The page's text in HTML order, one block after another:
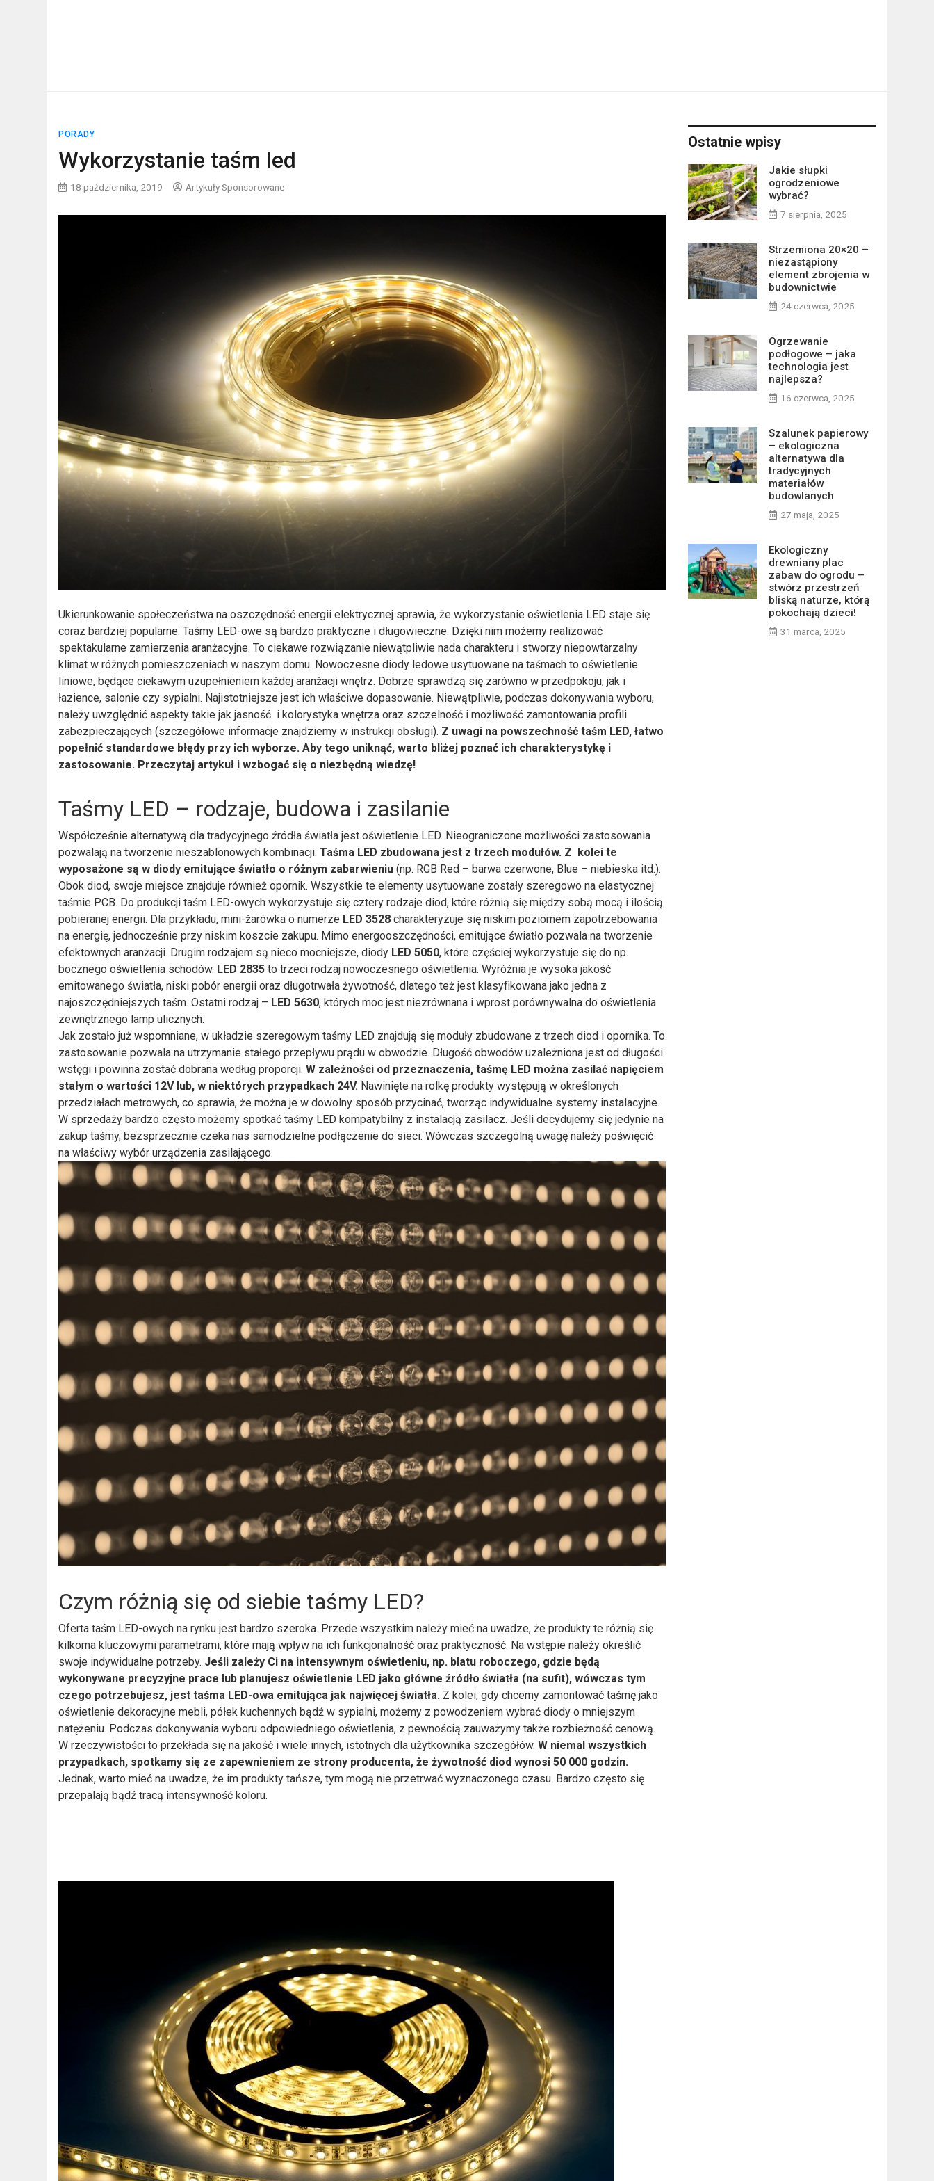
PORADY
Wykorzystanie taśm led
18 października, 2019 Artykuły Sponsorowane
Ukierunkowanie społeczeństwa na oszczędność energii elektrycznej sprawia, że wykorzystanie oświetlenia LED staje się
coraz bardziej popularne. Taśmy LED-owe są bardzo praktyczne i długowieczne. Dzięki nim możemy realizować
spektakularne zamierzenia aranżacyjne. To ciekawe rozwiązanie niewątpliwie nada charakteru i stworzy niepowtarzalny
klimat w różnych pomieszczeniach w naszym domu. Nowoczesne diody ledowe usytuowane na taśmach to oświetlenie
liniowe, będące ciekawym uzupełnieniem każdej aranżacji wnętrz. Dobrze sprawdzą się zarówno w przedpokoju, jak i
łazience, salonie czy sypialni. Najistotniejsze jest ich właściwe dopasowanie. Niewątpliwie, podczas dokonywania wyboru,
należy uwzględnić aspekty takie jak jasność i kolorystyka wnętrza oraz szczelność i możliwość zamontowania profili
zabezpieczających (szczegółowe informacje znajdziemy w instrukcji obsługi). Z uwagi na powszechność taśm LED, łatwo
popełnić standardowe błędy przy ich wyborze. Aby tego uniknąć, warto bliżej poznać ich charakterystykę i
zastosowanie. Przeczytaj artykuł i wzbogać się o niezbędną wiedzę!
Taśmy LED – rodzaje, budowa i zasilanie
Współcześnie alternatywą dla tradycyjnego źródła światła jest oświetlenie LED. Nieograniczone możliwości zastosowania
pozwalają na tworzenie nieszablonowych kombinacji.Taśma LED zbudowana jest z trzech modułów. Z kolei te
wyposażone są w diody emitujące światło o różnym zabarwieniu (np. RGB Red – barwa czerwone, Blue – niebieska itd.).
Obok diod, swoje miejsce znajduje również opornik. Wszystkie te elementy usytuowane zostały szeregowo na elastycznej
taśmie PCB. Do produkcji taśm LED-owych wykorzystuje się cztery rodzaje diod, które różnią się między sobą mocą i ilością
pobieranej energii. Dla przykładu, mini-żarówka o numerze LED 3528charakteryzuje się niskim poziomem zapotrzebowania
na energię, jednocześnie przy niskim koszcie zakupu. Mimo energooszczędności, emitujące światło pozwala na tworzenie
efektownych aranżacji. Drugim rodzajem są nieco mocniejsze, diody LED 5050, które częściej wykorzystuje się do np.
bocznego oświetlenia schodów. LED 2835 to trzeci rodzaj nowoczesnego oświetlenia. Wyróżnia je wysoka jakość
emitowanego światła, niski pobór energii oraz długotrwała żywotność, dlatego też jest klasyfikowana jako jedna z
najoszczędniejszych taśm. Ostatni rodzaj – LED 5630, których moc jest niezrównana i wprost porównywalna do oświetlenia
zewnętrznego lamp ulicznych.
Jak zostało już wspomniane, w układzie szeregowym taśmy LED znajdują się moduły zbudowane z trzech diod i opornika. To
zastosowanie pozwala na utrzymanie stałego przepływu prądu w obwodzie. Długość obwodów uzależniona jest od długości
wstęgi i powinna zostać dobrana według proporcji.W zależności od przeznaczenia, taśmę LED można zasilać napięciem
stałym o wartości 12V lub, w niektórych przypadkach 24V. Nawinięte na rolkę produkty występują w określonych
przedziałach metrowych, co sprawia, że można je w dowolny sposób przycinać, tworząc indywidualne systemy instalacyjne.
W sprzedaży bardzo często możemy spotkać taśmy LED kompatybilny z instalacją zasilacz. Jeśli decydujemy się jedynie na
zakup taśmy, bezsprzecznie czeka nas samodzielne podłączenie do sieci. Wówczas szczególną uwagę należy poświęcić
na właściwy wybór urządzenia zasilającego.
Czym różnią się od siebie taśmy LED?
Oferta taśm LED-owych na rynku jest bardzo szeroka. Przede wszystkim należy mieć na uwadze, że produkty te różnią się
kilkoma kluczowymi parametrami, które mają wpływ na ich funkcjonalność oraz praktyczność. Na wstępie należy określić
swoje indywidualne potrzeby. Jeśli zależy Ci na intensywnym oświetleniu, np. blatu roboczego, gdzie będą
wykonywane precyzyjne prace lub planujesz oświetlenie LED jako główne źródło światła (na sufit), wówczas tym
czego potrzebujesz, jest taśma LED-owa emitująca jak najwięcej światła. Z kolei, gdy chcemy zamontować taśmę jako
oświetlenie dekoracyjne mebli, półek kuchennych bądź w sypialni, możemy z powodzeniem wybrać diody o mniejszym
natężeniu. Podczas dokonywania wyboru odpowiedniego oświetlenia, z pewnością zauważymy także rozbieżność cenową.
W rzeczywistości to przekłada się na jakość i wiele innych, istotnych dla użytkownika szczegółów.W niemal wszystkich
przypadkach, spotkamy się ze zapewnieniem ze strony producenta, że żywotność diod wynosi 50 000 godzin.
Jednak, warto mieć na uwadze, że im produkty tańsze, tym mogą nie przetrwać wyznaczonego czasu. Bardzo często się
przepalają bądź tracą intensywność koloru.
Ostatnie wpisy
Jakie słupki
ogrodzeniowe
wybrać?
7 sierpnia, 2025
Strzemiona 20×20 –
niezastąpiony
element zbrojenia w
budownictwie
24 czerwca, 2025
Ogrzewanie
podłogowe – jaka
technologia jest
najlepsza?
16 czerwca, 2025
Szalunek papierowy
– ekologiczna
alternatywa dla
tradycyjnych
materiałów
budowlanych
27 maja, 2025
Ekologiczny
drewniany plac
zabaw do ogrodu –
stwórz przestrzeń
bliską naturze, którą
pokochają dzieci!
31 marca, 2025